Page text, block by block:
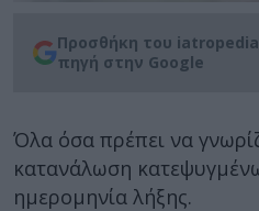
Προσθήκη του
πηγή στην Google
Όλα όσα πρέπει να
κατανάλωση
ημερομηνία λήξης.